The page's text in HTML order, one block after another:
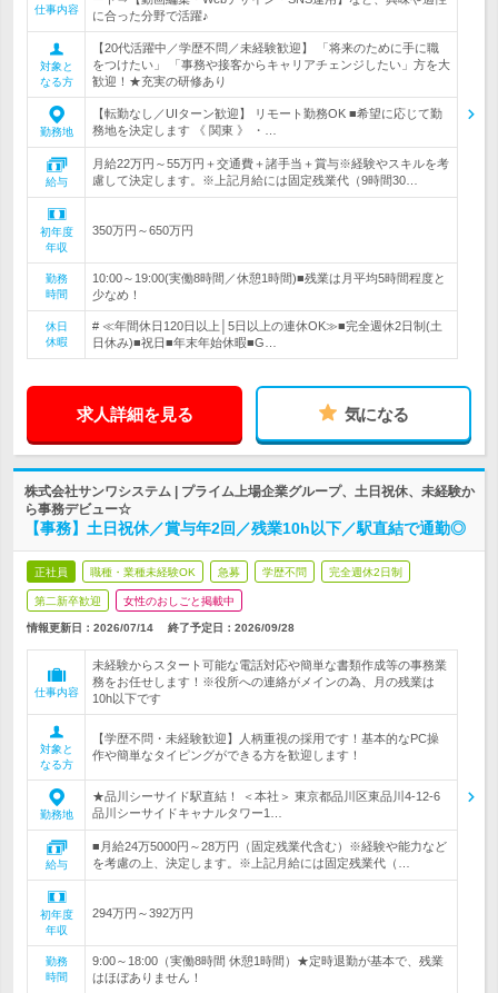
仕事内容
に合った分野で活躍♪
対象と
なる方
【20代活躍中／学歴不問／未経験歓迎】 「将来のために手に職
をつけたい」 「事務や接客からキャリアチェンジしたい」方を大
歓迎！★充実の研修あり
勤務地
【転勤なし／UIターン歓迎】 リモート勤務OK ■希望に応じて勤
務地を決定します 《 関東 》 ・…
給与
月給22万円～55万円＋交通費＋諸手当＋賞与※経験やスキルを考
慮して決定します。※上記月給には固定残業代（9時間30…
初年度
年収
350万円～650万円
勤務
時間
10:00～19:00(実働8時間／休憩1時間)■残業は月平均5時間程度と
少なめ！
休日
休暇
# ≪年間休日120日以上│5日以上の連休OK≫■完全週休2日制(土
日休み)■祝日■年末年始休暇■G…
求人詳細を見る 気になる
株式会社サンワシステム | プライム上場企業グループ、土日祝休、未経験か
ら事務デビュー☆
【事務】土日祝休／賞与年2回／残業10h以下／駅直結で通勤◎
正社員 職種・業種未経験OK 急募 学歴不問 完全週休2日制
第二新卒歓迎 女性のおしごと掲載中
情報更新日：2026/07/14 終了予定日： 2026/09/28
仕事内容
未経験からスタート可能な電話対応や簡単な書類作成等の事務業
務をお任せします！※役所への連絡がメインの為、月の残業は
10h以下です
対象と
なる方
【学歴不問・未経験歓迎】人柄重視の採用です！基本的なPC操
作や簡単なタイピングができる方を歓迎します！
勤務地
★品川シーサイド駅直結！ ＜本社＞ 東京都品川区東品川4-12-6
品川シーサイドキャナルタワー1…
給与
■月給24万5000円～28万円（固定残業代含む）※経験や能力など
を考慮の上、決定します。※上記月給には固定残業代（…
初年度
年収
294万円～392万円
勤務
時間
9:00～18:00（実働8時間 休憩1時間）★定時退勤が基本で、残業
はほぼありません！